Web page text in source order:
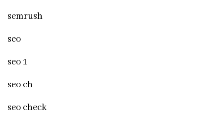
semrush
seo
seo 1
seo ch
seo check